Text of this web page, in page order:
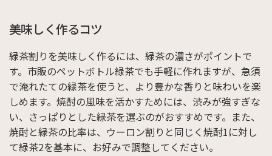
美味しく作るコツ
緑茶割りを美味しく作るには、緑茶の濃さがポイントで
す。市販のペットボトル緑茶でも手軽に作れますが、急須
で淹れたての緑茶を使うと、より豊かな香りと味わいを楽
しめます。焼酎の風味を活かすためには、渋みが強すぎな
い、さっぱりとした緑茶を選ぶのがおすすめです。また、
焼酎と緑茶の比率は、ウーロン割りと同じく焼酎1に対し
て緑茶2を基本に、お好みで調整してください。